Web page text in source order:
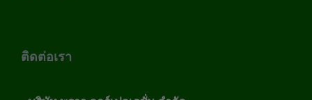
ติดต่อเรา